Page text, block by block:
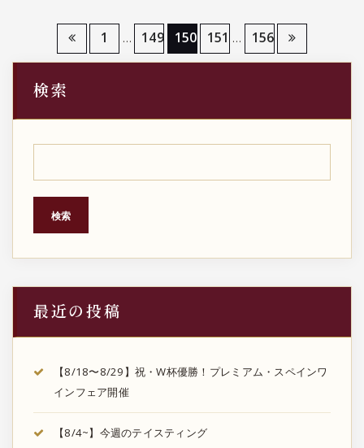
稿
ジ
送
り
1 … 149 150 151 … 156
検索
検索
最近の投稿
【8/18〜8/29】祝・W杯優勝！プレミアム・スペインワ
インフェア開催
【8/4~】今週のテイスティング